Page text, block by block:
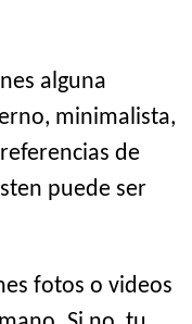
alguna
minimalista,
de
puede ser
fotos o videos